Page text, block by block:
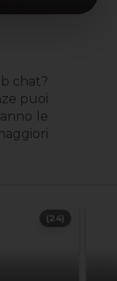
chat?
puoi
le
(24)